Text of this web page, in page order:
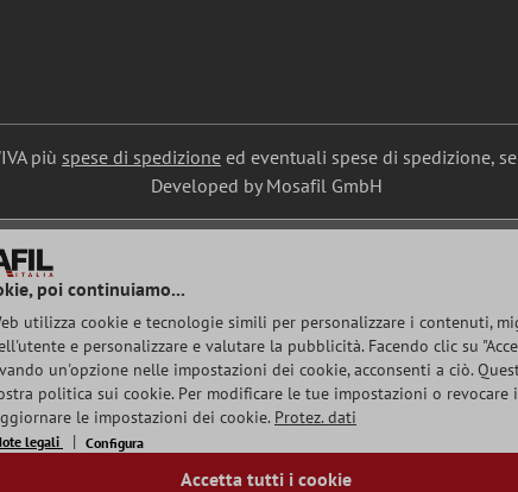
più spese di spedizione ed eventuali spese di spedizione,
Developed by Mosafil GmbH
poi continuiamo...
utilizza cookie e tecnologie simili per personalizzare i contenuti,
e personalizzare e valutare la pubblicità. Facendo clic su
un'opzione nelle impostazioni dei cookie, acconsenti a ciò.
politica sui cookie. Per modificare le tue impostazioni o revocare
le impostazioni dei cookie. Protez. dati
legali Configura
Accetta tutti i cookie